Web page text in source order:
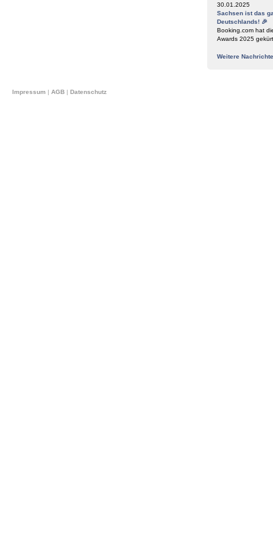
30.01.2025
Sachsen ist das
Deutschlands! 🎉
Booking.com hat
Awards 2025 gekürt
Weitere
Impressum | AGB | Datenschutz